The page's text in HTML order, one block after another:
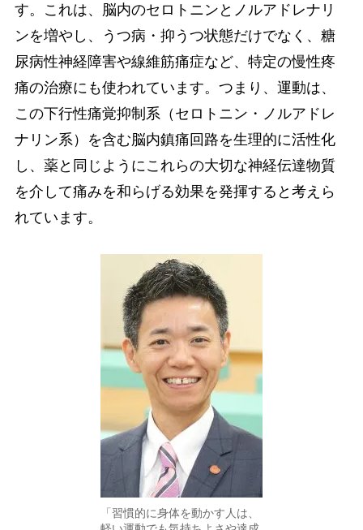
す。これは、脳内のセロトニンとノルアドレナリ
ンを増やし、うつ病・抑うつ状態だけでなく、糖
尿病性神経障害や線維筋痛症など、特定の慢性疼
痛の治療にも使われています。つまり、運動は、
この下行性痛覚抑制系（セロトニン・ノルアドレ
ナリン系）を含む脳内鎮痛回路を生理的に活性化
し、薬と同じようにこれらの大切な神経伝達物質
を介して痛みを和らげる効果を発揮すると考えら
れています。
「習慣的に身体を動かす人は、